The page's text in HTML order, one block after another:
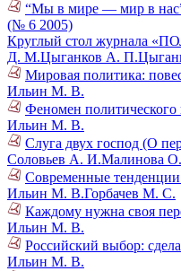
“Мы в мире — мир в
(№ 6 2005)
Круглый стол журнала
Д. М.Цыганков А. П.
Мировая политика:
Ильин М. В.
Феномен
Ильин М. В.
Слуга двух господ (О
Соловьев А. И.Малинова
Современные
Ильин М. В.Горбачев М. С.
Каждому нужна своя
Ильин М. В.
Российский выбор:
Ильин М. В.